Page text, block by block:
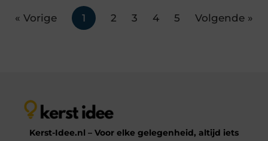
« Vorige 1 2 3 4 5 Volgende »
Kerst-Idee.nl – Voor elke gelegenheid, altijd iets